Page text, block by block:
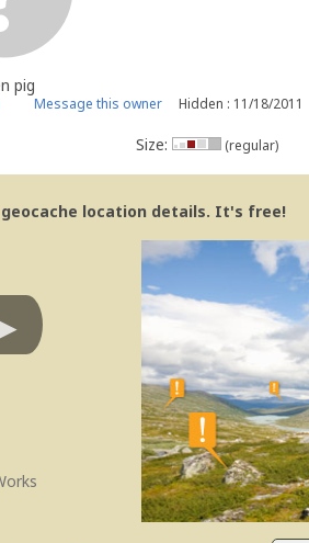
pig
Message this owner Hidden : 11/18/2011
Size: (regular)
geocache location details. It's free!